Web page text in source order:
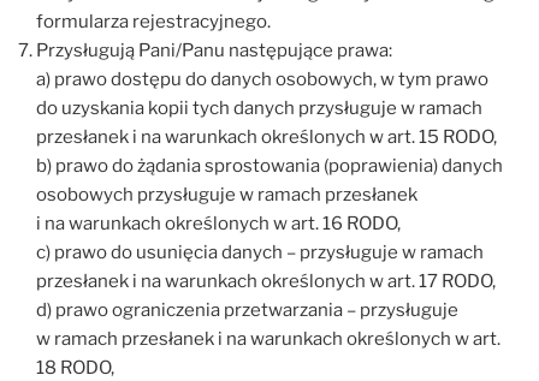
formularza rejestracyjnego.
Przysługują Pani/Panu następujące prawa:
a) prawo dostępu do danych osobowych, w tym prawo
do uzyskania kopii tych danych przysługuje w ramach
przesłanek i na warunkach określonych w art. 15 RODO,
b) prawo do żądania sprostowania (poprawienia) danych
osobowych przysługuje w ramach przesłanek
i na warunkach określonych w art. 16 RODO,
c) prawo do usunięcia danych – przysługuje w ramach
przesłanek i na warunkach określonych w art. 17 RODO,
d) prawo ograniczenia przetwarzania – przysługuje
w ramach przesłanek i na warunkach określonych w art.
18 RODO,